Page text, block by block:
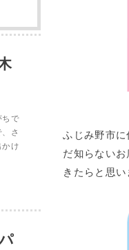
ちで
さ
かけ
ふじみ野市に
だ知らない
きたらと思い